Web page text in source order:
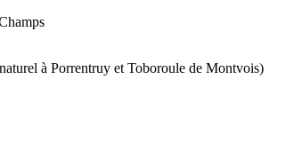
à Porrentruy et Toboroule de Montvois)